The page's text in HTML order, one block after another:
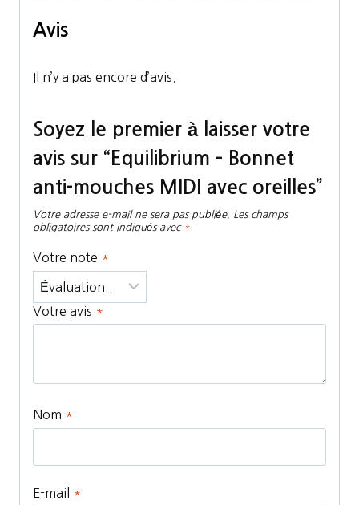
Avis
Il n’y a pas encore d’avis.
Soyez le premier à laisser votre
avis sur “Equilibrium – Bonnet
anti-mouches MIDI avec oreilles”
Votre adresse e-mail ne sera pas publiée.
Les champs
obligatoires sont indiqués avec *
Votre note *
Votre avis *
Nom *
E-mail *